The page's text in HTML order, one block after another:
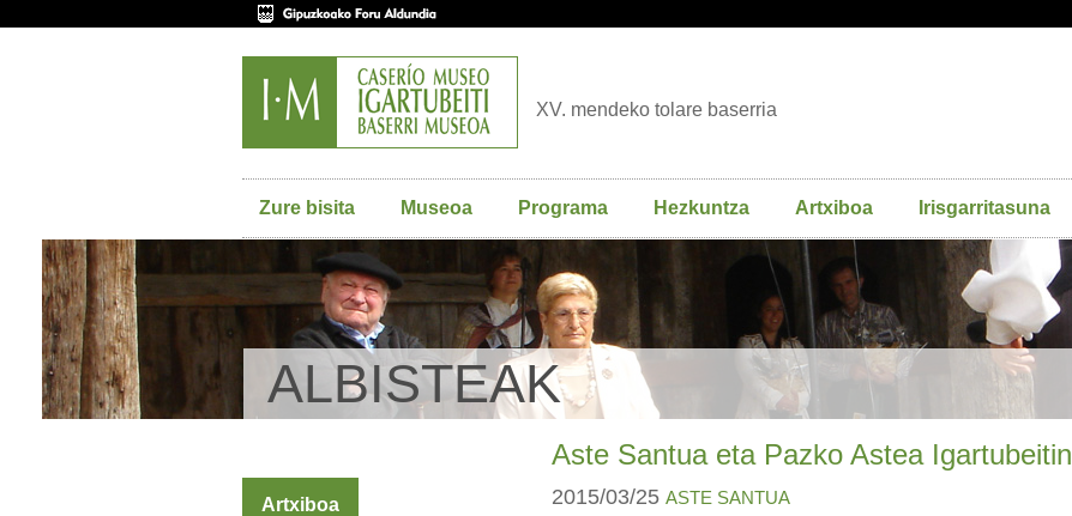
XV. mendeko tolare baserria
Zure bisita Museoa Programa Hezkuntza Artxiboa Irisgarritasuna
ALBISTEAK
Aste Santua eta Pazko Astea Igartubeitin
2015/03/25 ASTE SANTUA
Artxiboa